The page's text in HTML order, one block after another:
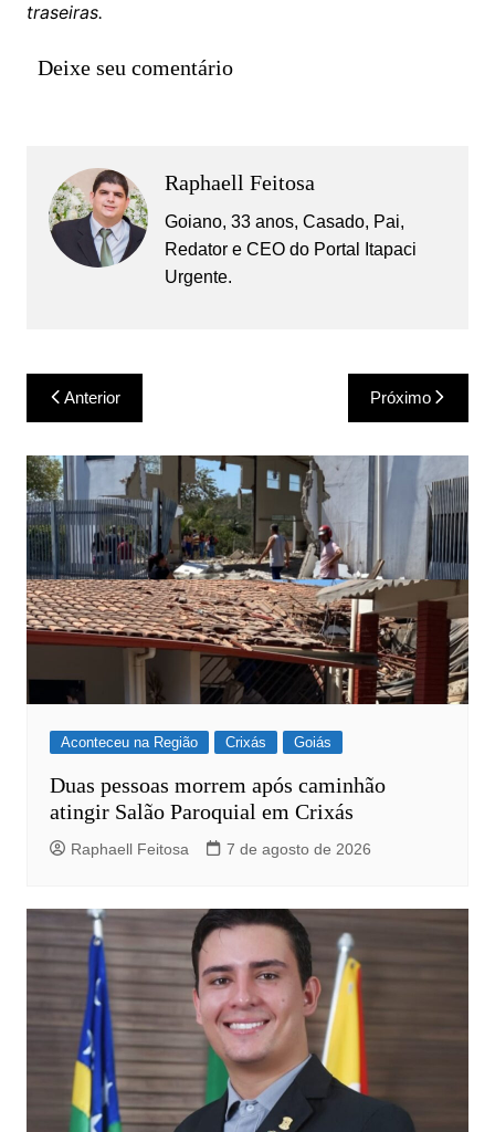
traseiras.
Deixe seu comentário
Raphaell Feitosa
Goiano, 33 anos, Casado, Pai,
Redator e CEO do Portal Itapaci
Urgente.
Navegação
de
Post
Anterior Próximo
Aconteceu na Região Crixás Goiás
Duas pessoas morrem após caminhão
atingir Salão Paroquial em Crixás
Raphaell Feitosa 7 de agosto de 2026